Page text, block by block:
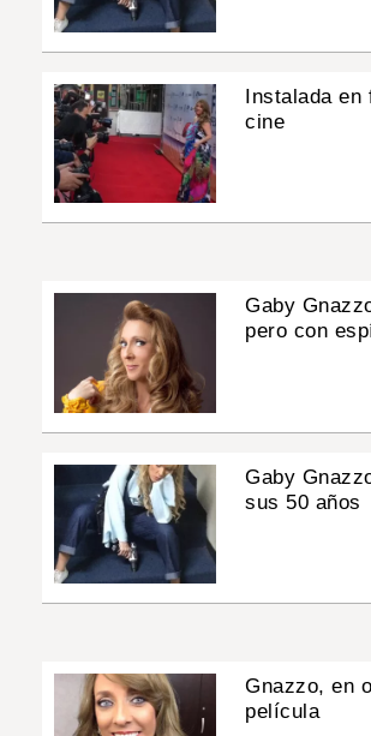
Instalada en
cine
Gaby
pero con
Gaby
sus 50 años
Gnazzo, en
película